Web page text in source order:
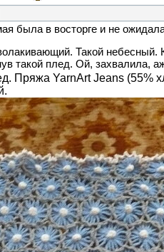
была в восторге и не
Такой небесный.
такой плед. Ой, захвалила,
Пряжа YarnArt Jeans (55%